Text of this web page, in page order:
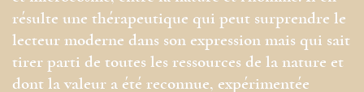
résulte une thérapeutique qui peut surprendre le
lecteur moderne dans son expression mais qui sait
tirer parti de toutes les ressources de la nature et
dont la valeur a été reconnue, expérimentée